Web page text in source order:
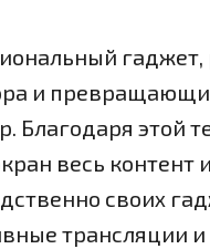
и
Благодаря этой
весь
своих
трансляции